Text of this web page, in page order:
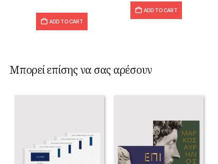
ADD TO CART
ADD TO CART
Μπορεί επίσης να σας αρέσουν